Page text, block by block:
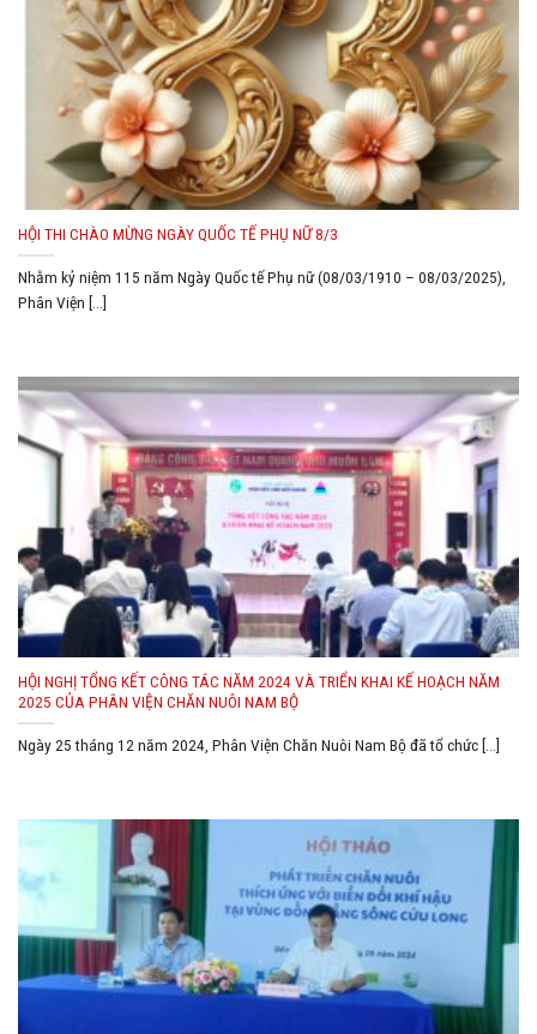
HỘI THI CHÀO MỪNG NGÀY QUỐC TẾ PHỤ NỮ 8/3
Nhằm kỷ niệm 115 năm Ngày Quốc tế Phụ nữ (08/03/1910 – 08/03/2025),
Phân Viện [...]
HỘI NGHỊ TỔNG KẾT CÔNG TÁC NĂM 2024 VÀ TRIỂN KHAI KẾ HOẠCH NĂM
2025 CỦA PHÂN VIỆN CHĂN NUÔI NAM BỘ
Ngày 25 tháng 12 năm 2024, Phân Viện Chăn Nuôi Nam Bộ đã tổ chức [...]